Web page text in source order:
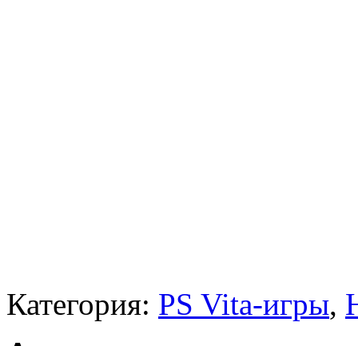
Категория: PS Vita-игры,